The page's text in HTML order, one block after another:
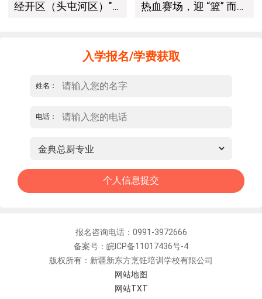
经开区（头屯河区）"3+10"公共就业服务进校园暨新疆新东方烹饪学校人才双选会+校企签约仪式圆满举行 热血赛场，迎 “篮” 而上｜新疆新东方烹饪学校篮球赛进行中！以技筑梦，乐享青春
入学报名/学费获取
姓名：
电话：
报名咨询电话：0991-3972666
备案号：皖ICP备11017436号-4
版权所有：新疆新东方烹饪培训学校有限公司
网站地图
网站TXT